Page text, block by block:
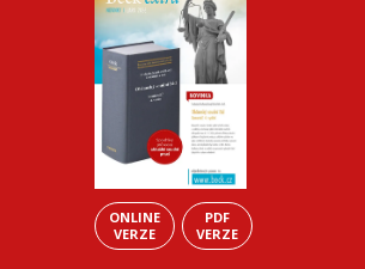
ONLINE
VERZE
PDF
VERZE